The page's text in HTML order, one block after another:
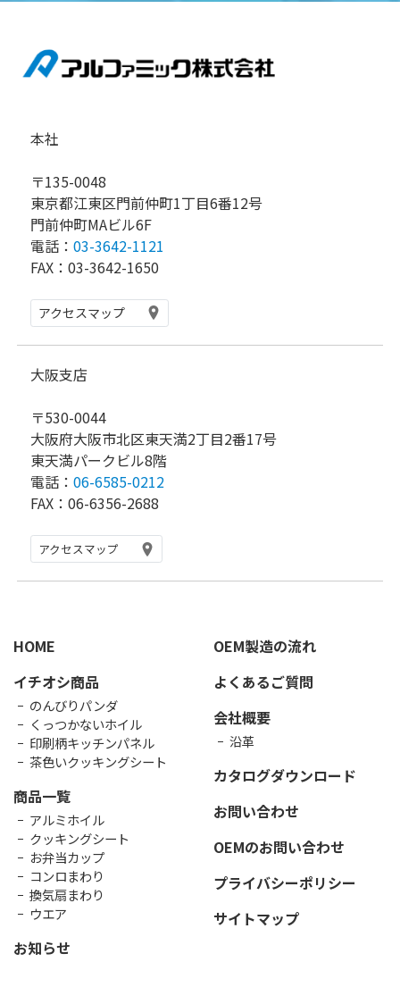
本社
〒135-0048
東京都江東区門前仲町1丁目6番12号
門前仲町MAビル6F
電話： 03-3642-1121
FAX：03-3642-1650
アクセスマップ
大阪支店
〒530-0044
大阪府大阪市北区東天満2丁目2番17号
東天満パークビル8階
電話： 06-6585-0212
FAX：06-6356-2688
アクセスマップ
HOME
イチオシ商品
のんびりパンダ
くっつかないホイル
印刷柄キッチンパネル
茶色いクッキングシート
商品一覧
アルミホイル
クッキングシート
お弁当カップ
コンロまわり
換気扇まわり
ウエア
お知らせ
OEM製造の流れ
よくあるご質問
会社概要
沿革
カタログダウンロード
お問い合わせ
OEMのお問い合わせ
プライバシーポリシー
サイトマップ